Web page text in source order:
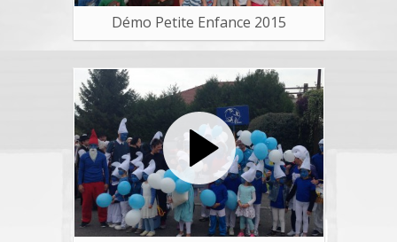
Démo Petite Enfance 2015